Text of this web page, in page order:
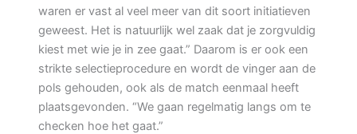
waren er vast al veel meer van dit soort initiatieven
geweest. Het is natuurlijk wel zaak dat je zorgvuldig
kiest met wie je in zee gaat.” Daarom is er ook een
strikte selectieprocedure en wordt de vinger aan de
pols gehouden, ook als de match eenmaal heeft
plaatsgevonden. “We gaan regelmatig langs om te
checken hoe het gaat.”